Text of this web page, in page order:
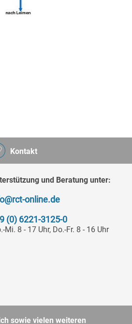
Kontakt
und Beratung unter:
online.de
(0) 6221-3125-0
Mi. 8 - 17 Uhr, Do.-Fr. 8 - 16 Uhr
sowie vielen weiteren